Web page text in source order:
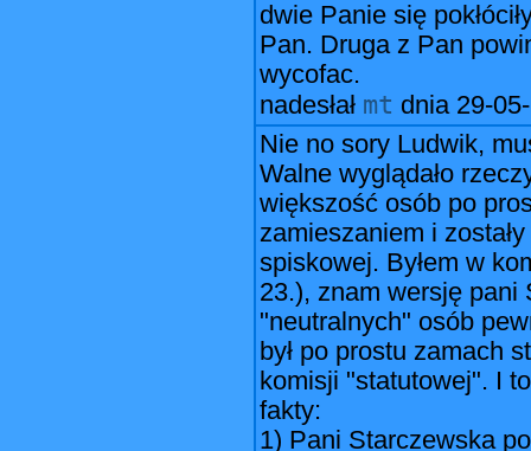
dwie Panie się
Pan. Druga z Pan
wycofac.
nadesłał mt dnia 29-
Nie no sory Ludwik,
Walne wyglądało
większość osób po
zamieszaniem i
spiskowej. Byłem w
23.), znam wersję pani
"neutralnych" osób
był po prostu zamach
komisji "statutowej". I
fakty:
1) Pani Starczewska